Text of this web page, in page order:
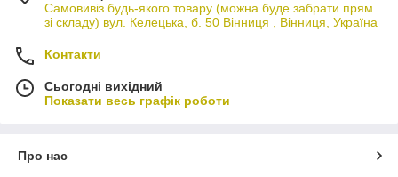
Самовивіз будь-якого товару (можна буде забрати прям
зі складу) вул. Келецька, б. 50 Вінниця , Вінниця, Україна
Контакти
Сьогодні вихідний
Показати весь графік роботи
Про нас